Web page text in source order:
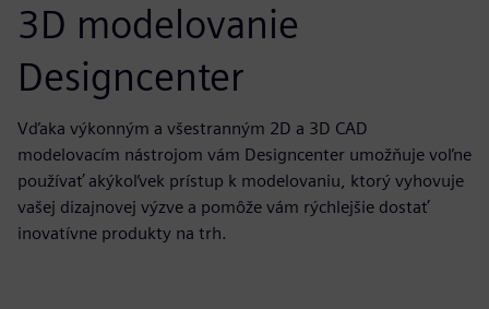
3D modelovanie
Designcenter
Vďaka výkonným a všestranným 2D a 3D CAD
modelovacím nástrojom vám Designcenter umožňuje voľne
používať akýkoľvek prístup k modelovaniu, ktorý vyhovuje
vašej dizajnovej výzve a pomôže vám rýchlejšie dostať
inovatívne produkty na trh.